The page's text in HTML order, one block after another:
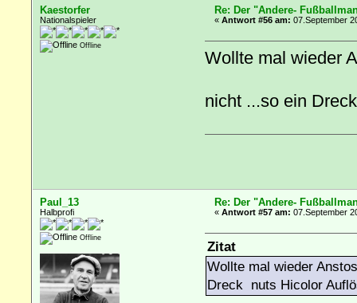
Kaestorfer
Nationalspieler
Offline
Re: Der "Andere-
«Antwort #56 am: 07.September
Wollte mal wieder
nicht ...so ein
Paul_13
Halbprofi
Offline
Re: Der "Andere-
«Antwort #57 am: 07.September
Zitat
Wollte mal wieder
Dreck nuts Hicolor